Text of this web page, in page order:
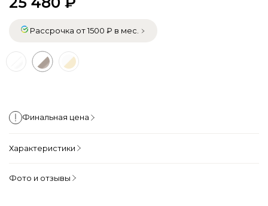
Рассрочка от 1500 ₽ в мес.
Финальная цена
Характеристики
Фото и отзывы